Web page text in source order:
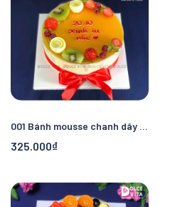
001 Bánh mousse chanh dây – Chua ngọt mát lạnh
325.000₫